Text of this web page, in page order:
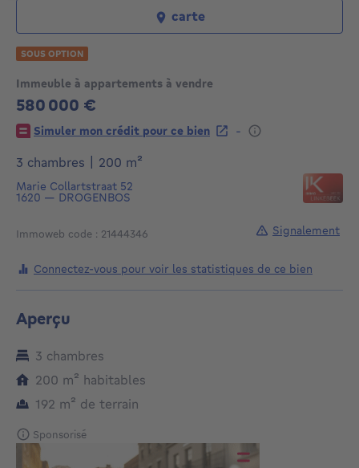
Immeuble à appartements à vendre
580 000 €
580000€
Simuler mon crédit pour ce bien
-
3 chambres
200 m²
Marie Collartstraat 52
1620 — DROGENBOS
Immoweb code : 21444346
carte
SOUS OPTION
Connectez-vous pour voir les statistiques de ce bien
Signalement
Aperçu
3 chambres
200 m² mètres carrés
habitables
192 m² mètres carrés
de terrain
Sponsorisé